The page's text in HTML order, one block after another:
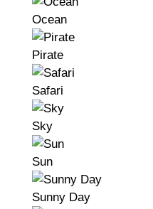
Ocean
Pirate
Safari
Sky
Sun
Sunny Day